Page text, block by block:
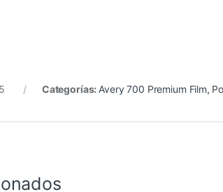
Categorías:Avery 700 Premium Film,